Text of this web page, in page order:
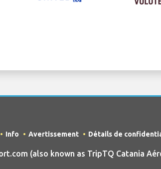
Info Avertissement Détails de
(also known as TripTQ Catania